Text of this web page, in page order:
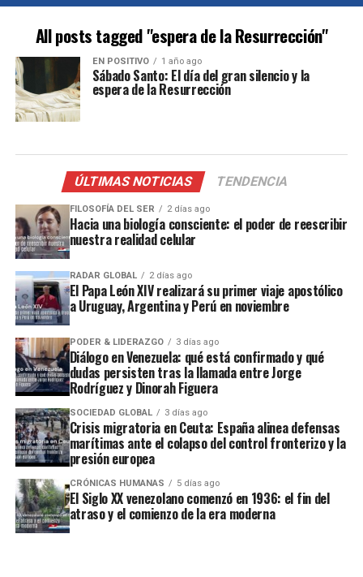
All posts tagged "espera de la Resurrección"
EN POSITIVO 1 año ago
Sábado Santo: El día del gran silencio y la
espera de la Resurrección
ÚLTIMAS NOTICIAS TENDENCIA
FILOSOFÍA DEL SER 2 días ago
Hacia una biología consciente: el poder de reescribir
nuestra realidad celular
RADAR GLOBAL 2 días ago
El Papa León XIV realizará su primer viaje apostólico
a Uruguay, Argentina y Perú en noviembre
PODER & LIDERAZGO 3 días ago
Diálogo en Venezuela: qué está confirmado y qué
dudas persisten tras la llamada entre Jorge
Rodríguez y Dinorah Figuera
SOCIEDAD GLOBAL 3 días ago
Crisis migratoria en Ceuta: España alinea defensas
marítimas ante el colapso del control fronterizo y la
presión europea
CRÓNICAS HUMANAS 5 días ago
El Siglo XX venezolano comenzó en 1936: el fin del
atraso y el comienzo de la era moderna